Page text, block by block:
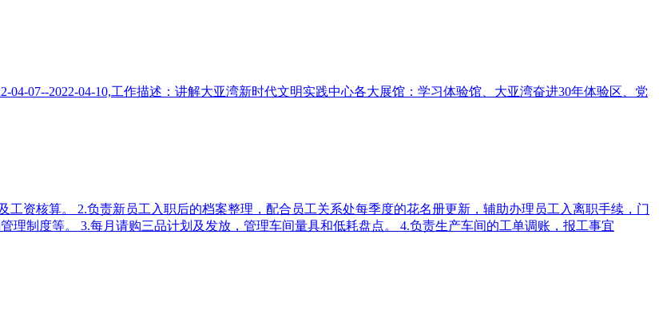
07--2022-04-10,工作描述：讲解大亚湾新时代文明实践中心各大展馆：学习体验馆、大亚湾奋进30年体验区、党
资核算。 2.负责新员工入职后的档案整理，配合员工关系处每季度的花名册更新，辅助办理员工入离职手续，门
制度等。 3.每月请购三品计划及发放，管理车间量具和低耗盘点。 4.负责生产车间的工单调账，报工事宜